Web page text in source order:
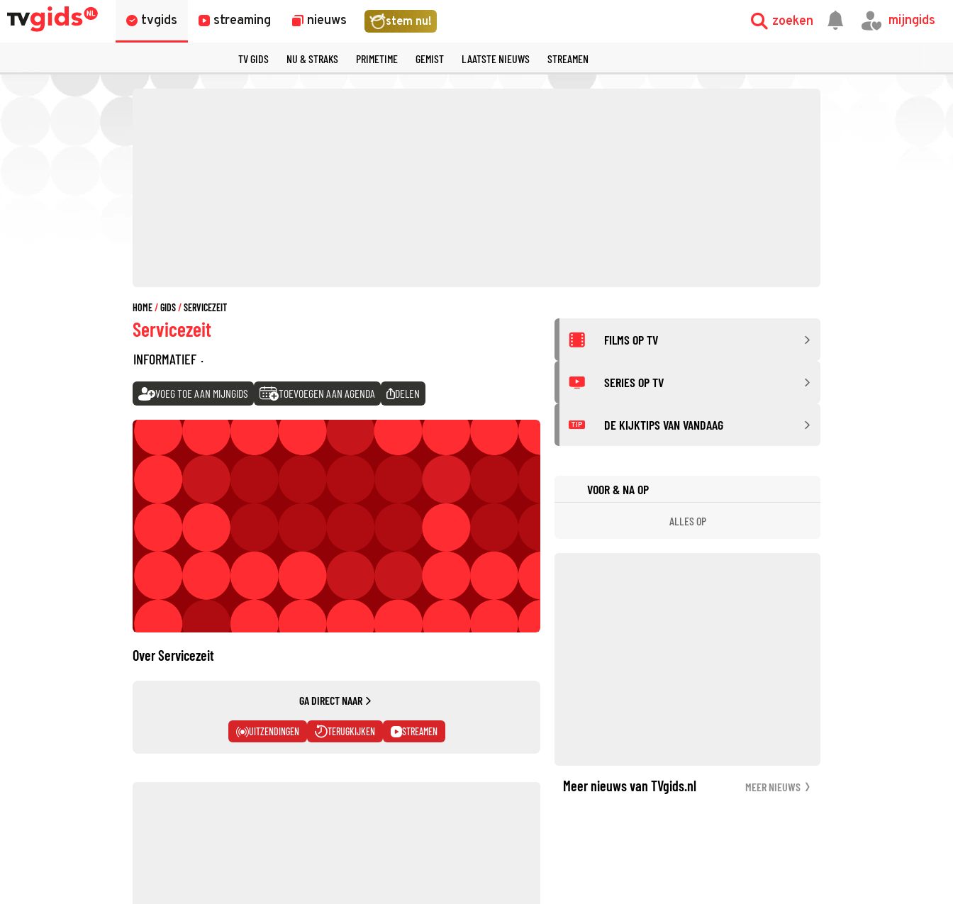
tvgids streaming nieuws stem nu! zoeken mijngids
TV GIDS NU & STRAKS PRIMETIME GEMIST LAATSTE NIEUWS STREAMEN
HOME GIDS SERVICEZEIT
Servicezeit
INFORMATIEF ·
VOEG TOE AAN MIJNGIDS TOEVOEGEN AAN AGENDA DELEN
Over Servicezeit
GA DIRECT NAAR
UITZENDINGEN TERUGKIJKEN STREAMEN
FILMS OP TV
SERIES OP TV
TIP DE KIJKTIPS VAN VANDAAG
VOOR & NA OP
ALLES OP
Meer nieuws van TVgids.nl MEER NIEUWS